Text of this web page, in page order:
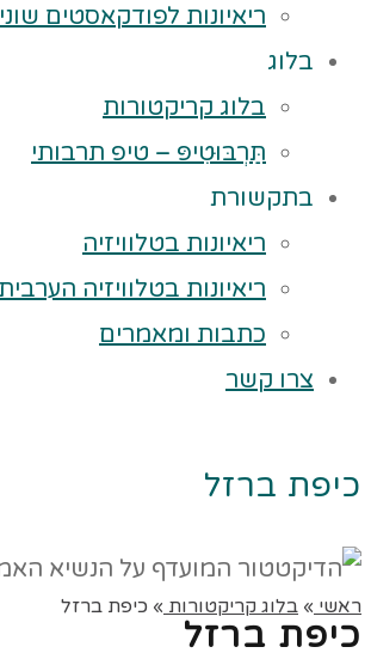
ריאיונות לפודקאסטים
בלוג
בלוג קריקטורות
תַּרְבּוּטִיפּ – טיפ תרבותי
בתקשורת
ריאיונות בטלוויזיה
ריאיונות בטלוויזיה
כתבות ומאמרים
צרו קשר
כיפת ברזל
ראשי » בלוג קריקטורות » כיפת ברזל
כיפת ברזל